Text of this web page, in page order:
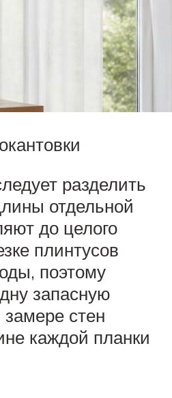
разделить
отдельной
до целого
плинтусов
поэтому
запасную
стен
каждой планки